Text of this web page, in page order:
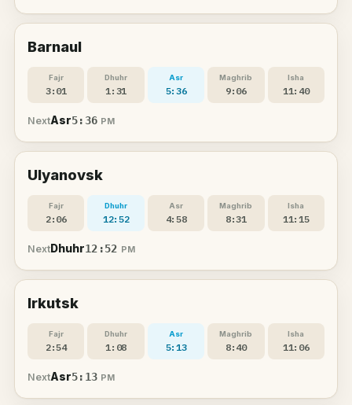
Barnaul
Fajr
3:01
Dhuhr
1:31
Asr
5:36
Maghrib
9:06
Isha
11:40
NextAsr5:36 PM
Ulyanovsk
Fajr
2:06
Dhuhr
12:52
Asr
4:58
Maghrib
8:31
Isha
11:15
Next Dhuhr12:52 PM
Irkutsk
Fajr
2:54
Dhuhr
1:08
Asr
5:13
Maghrib
8:40
Isha
11:06
NextAsr5:13 PM